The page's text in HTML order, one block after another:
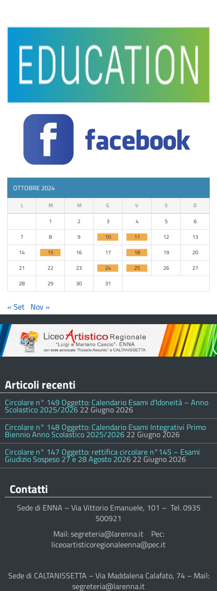
OTTOBRE 2024
L M M G V S D
1 2 3 4 5
6
7
8 9 10 11 12
13
14
15 16 17 18 19
20
21
22 23 24 25 26
27
28
29 30 31
« Set Nov »
Articoli recenti
Circolare n° 149 Oggetto: Calendario Esami d’Idoneità – Anno
Scolastico 2025/2026 22 Giugno 2026
Circolare n° 148 Oggetto: Calendario Esami Integrativi Primo
Biennio Anno Scolastico 2025/2026 22 Giugno 2026
Circolare n° 147 Oggetto: rettifica circolare n°145 – Esami
Giudizio Sospeso 27 e 28 Agosto 2026 22 Giugno 2026
Contatti
Sede di ENNA – Via Vittorio Emanuele, 101 – Tel. 0935
500921
Mail: segreteria@larenna.it Pec:
liceoartisticoregionaleenna@pec.it
Sede di CALTANISSETTA – Via Maddalena Calafato, 74 – Mail:
segreteria@larenna.it